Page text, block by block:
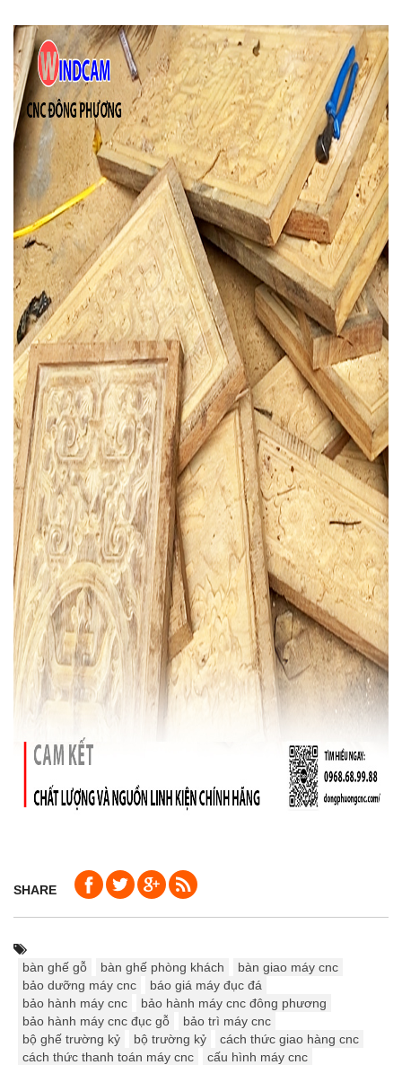
SHARE
bàn ghế gỗ bàn ghế phòng khách
bàn giao máy cnc
bảo dưỡng máy cnc
báo giá máy đục đá
bảo hành máy cnc
bảo hành máy cnc đông phương
bảo hành máy cnc đục gỗ
bảo trì máy cnc
bộ ghế trường kỷ
bộ trường kỷ
cách thức giao hàng cnc
cách thức thanh toán máy cnc
cấu hình máy cnc